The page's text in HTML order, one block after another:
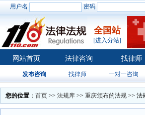
用户名 密码
全国站
[进入分站]
网站首页 法律咨询 找律师
发布咨询 找律师 一对一咨询
您的位置 ： 首页 >> 法规库 >> 重庆颁布的法规 >> 法